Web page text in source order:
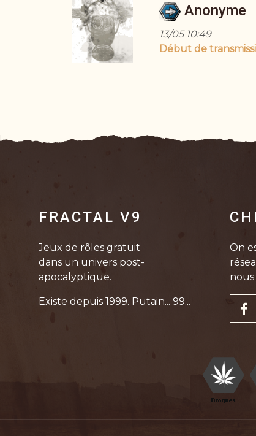
Anonyme
13/05 10:49
Début de
FRACTAL V9
Jeux de rôles gratuit
dans un univers post-
apocalyptique.
Existe depuis 1999. Putain... 99...
On
nous